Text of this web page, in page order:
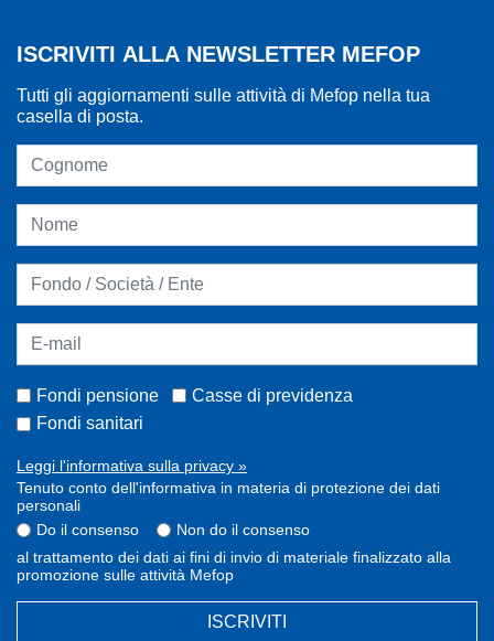
ISCRIVITI ALLA NEWSLETTER MEFOP
Tutti gli aggiornamenti sulle attività di Mefop nella tua
casella di posta.
Fondi pensione
Casse di previdenza
Fondi sanitari
Leggi l'informativa sulla privacy »
Tenuto conto dell'informativa in materia di protezione dei dati
personali
Do il consenso
Non do il consenso
al trattamento dei dati ai fini di invio di materiale finalizzato alla
promozione sulle attività Mefop
ISCRIVITI